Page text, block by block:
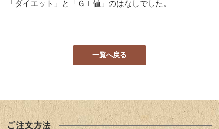
「ダイエット」と「ＧＩ値」のはなしでした。
一覧へ戻る
ご注文方法